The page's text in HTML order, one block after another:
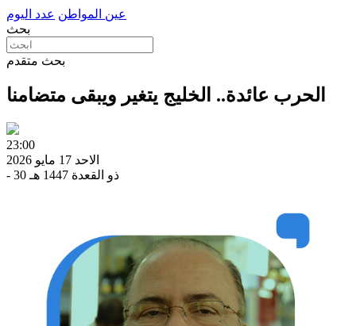
عين المواطن عدد اليوم
بحث
بحث متقدم
الحرب عائدة.. الخليج يتغير ويبقى متضامنا
23:00
الاحد 17 مايو 2026
- 30 ذو القعدة 1447 هـ